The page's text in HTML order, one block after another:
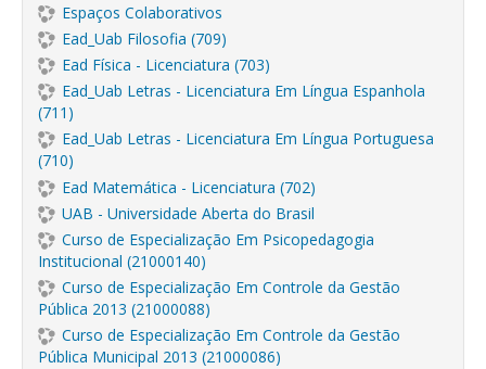
Espaços Colaborativos
Ead_Uab Filosofia (709)
Ead Física - Licenciatura (703)
Ead_Uab Letras - Licenciatura Em Língua Espanhola
(711)
Ead_Uab Letras - Licenciatura Em Língua Portuguesa
(710)
Ead Matemática - Licenciatura (702)
UAB - Universidade Aberta do Brasil
Curso de Especialização Em Psicopedagogia
Institucional (21000140)
Curso de Especialização Em Controle da Gestão
Pública 2013 (21000088)
Curso de Especialização Em Controle da Gestão
Pública Municipal 2013 (21000086)